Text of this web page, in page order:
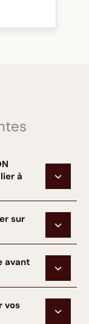
à
sur
avant
vos